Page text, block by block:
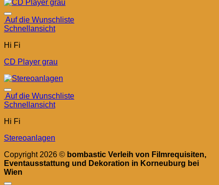
Auf die Wunschliste
Schnellansicht
Hi Fi
CD Player grau
Auf die Wunschliste
Schnellansicht
Hi Fi
Stereoanlagen
Copyright 2026 © bombastic Verleih von Filmrequisiten,
Eventausstattung und Dekoration in Korneuburg bei
Wien